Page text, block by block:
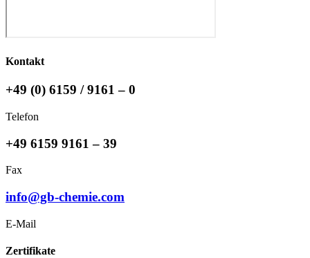
Kontakt
+49 (0) 6159 / 9161 – 0
Telefon
+49 6159 9161 – 39
Fax
info@gb-chemie.com
E-Mail
Zertifikate